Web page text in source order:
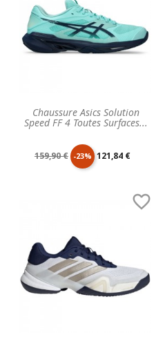
Chaussure Asics Solution
Speed FF 4 Toutes Surfaces...
Prix
159,90 € -23% Prix
121,84 €
